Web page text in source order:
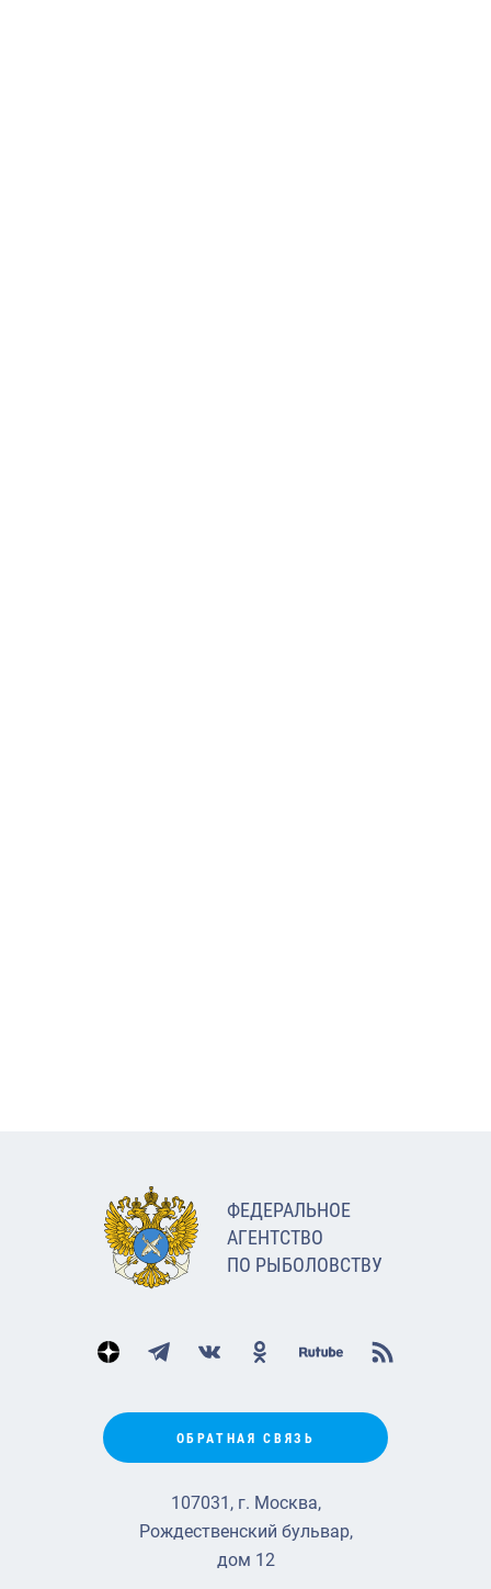
ФЕДЕРАЛЬНОЕ
АГЕНТСТВО
ПО РЫБОЛОВСТВУ
ОБРАТНАЯ СВЯЗЬ
107031, г. Москва,
Рождественский бульвар,
дом 12